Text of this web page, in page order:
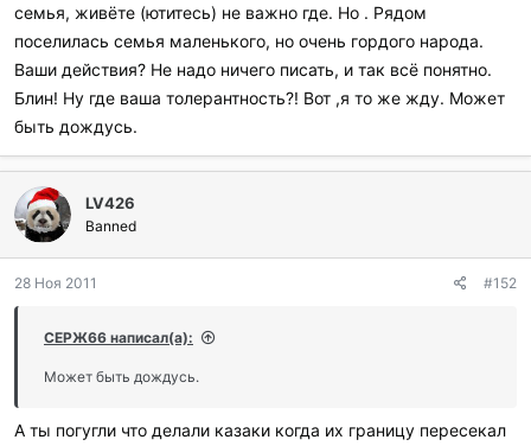
семья, живёте (ютитесь) не важно где. Но . Рядом
поселилась семья маленького, но очень гордого народа.
Ваши действия? Не надо ничего писать, и так всё понятно.
Блин! Ну где ваша толерантность?! Вот ,я то же жду. Может
быть дождусь.
LV426
Banned
28 Ноя 2011 #152
СЕРЖ66 написал(а):
Может быть дождусь.
А ты погугли что делали казаки когда их границу пересекал